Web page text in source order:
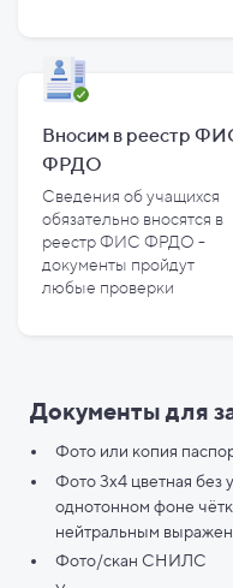
Вносим в реестр
ФРДО
Сведения об учащихся
обязательно вносятся в
реестр ФИС ФРДО -
документы пройдут
любые проверки
Документы для
Фото или копия
Фото 3х4 цветная без
однотонном фоне
нейтральным
Фото/скан СНИЛС